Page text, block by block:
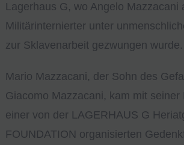
Lagerhaus G, wo Angelo Mazzacani
Militärinternierter unter
zur Sklavenarbeit gezwungen wurde.
Mario Mazzacani, der Sohn des
Giacomo Mazzacani, kam mit seiner
einer von der LAGERHAUS G
FOUNDATION organisierten